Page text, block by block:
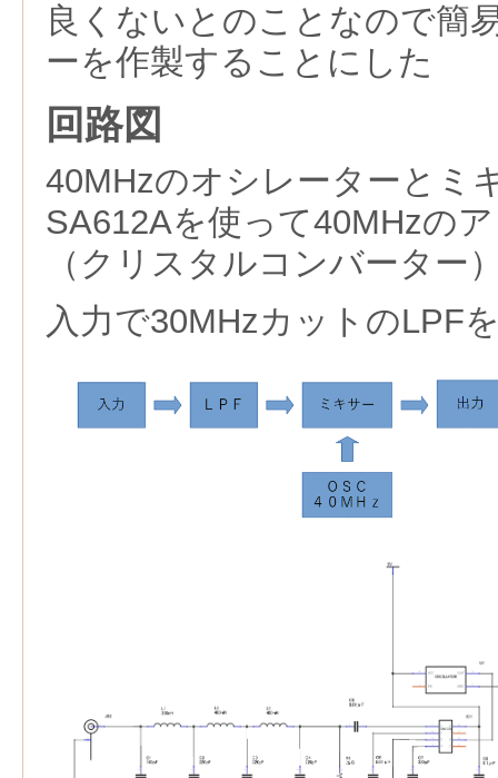
良くないとのことなので簡
ーを作製することにした
回路図
40MHzのオシレーターとミ
SA612Aを使って40MHzの
（クリスタルコンバーター
入力で30MHzカットのLPF